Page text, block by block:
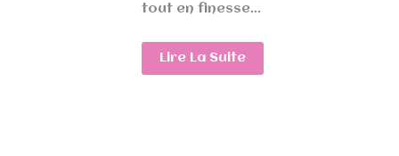
tout en finesse...
Lire La Suite